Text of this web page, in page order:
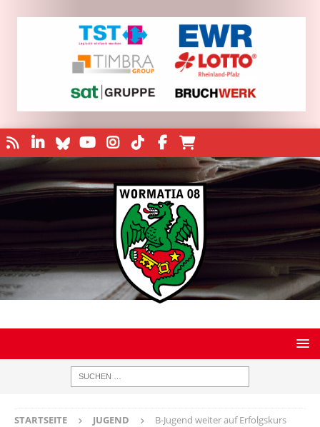
STARTSEITE JUGEND B-Jugend weiter auf Erfolgskurs